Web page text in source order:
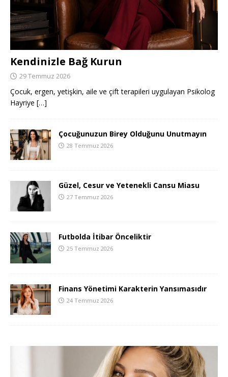
Kendinizle Bağ Kurun
29 Temmuz 2026
Çocuk, ergen, yetişkin, aile ve çift terapileri uygulayan Psikolog
Hayriye […]
Çocuğunuzun Birey Olduğunu Unutmayın
28 Temmuz 2026
Güzel, Cesur ve Yetenekli Cansu Miasu
27 Temmuz 2026
Futbolda İtibar Önceliktir
25 Temmuz 2026
Finans Yönetimi Karakterin Yansımasıdır
24 Temmuz 2026